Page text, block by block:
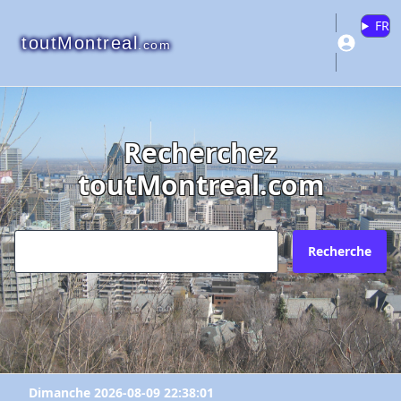
toutMontreal.com
FR
Recherchez
toutMontreal.com
Recherche
Dimanche 2026-08-09 22:38:01